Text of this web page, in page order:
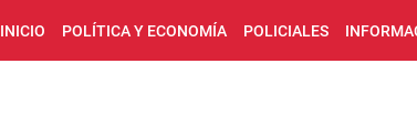
INICIO POLÍTICA Y ECONOMÍA POLICIALES